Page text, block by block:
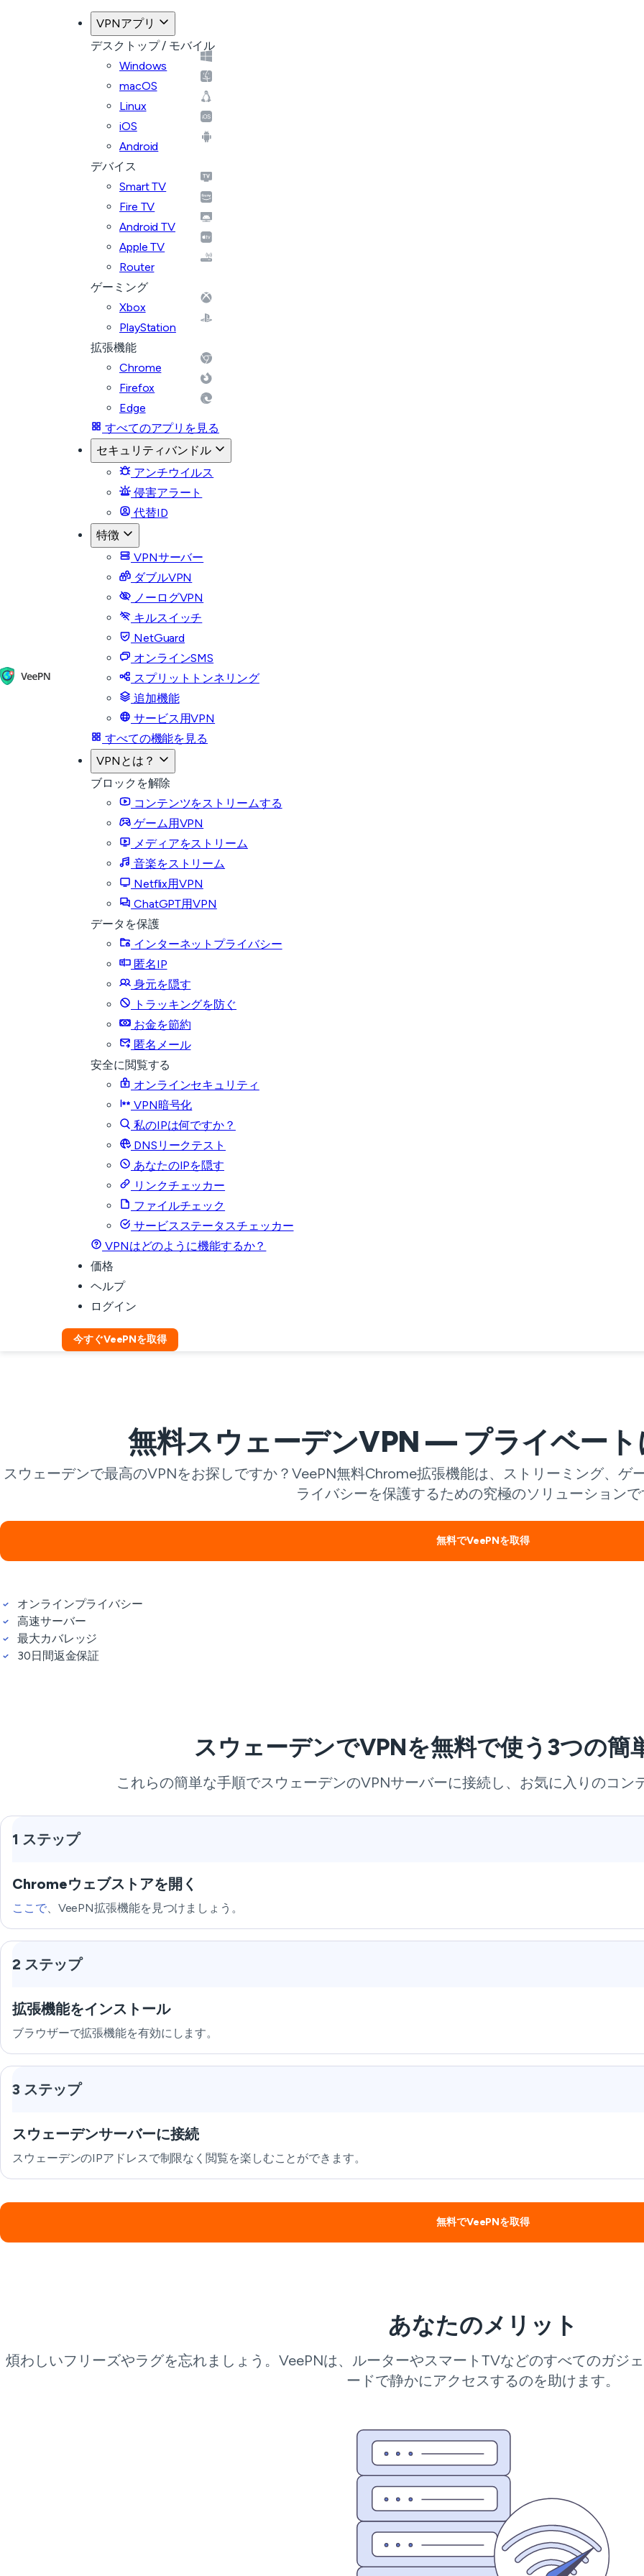
VPNアプリ
デスクトップ / モバイル
Windows
macOS
Linux
iOS
Android
デバイス
Smart TV
Fire TV
Android TV
Apple TV
Router
ゲーミング
Xbox
PlayStation
拡張機能
Chrome
Firefox
Edge
すべてのアプリを見る
セキュリティバンドル
アンチウイルス
侵害アラート
代替ID
特徴
VPNサーバー
ダブルVPN
ノーログVPN
キルスイッチ
NetGuard
オンラインSMS
スプリットトンネリング
追加機能
サービス用VPN
すべての機能を見る
VPNとは？
ブロックを解除
コンテンツをストリームする
ゲーム用VPN
メディアをストリーム
音楽をストリーム
Netflix用VPN
ChatGPT用VPN
データを保護
インターネットプライバシー
匿名IP
身元を隠す
トラッキングを防ぐ
お金を節約
匿名メール
安全に閲覧する
オンラインセキュリティ
VPN暗号化
私のIPは何ですか？
DNSリークテスト
あなたのIPを隠す
リンクチェッカー
ファイルチェック
サービスステータスチェッカー
VPNはどのように機能するか？
価格
ヘルプ
ログイン
今すぐVeePNを取得
無料スウェーデンVPN — プライベート
スウェーデンで最高のVPNをお探しですか？VeePN無料Chrome拡張機能は、ストリーミング、ゲ
ライバシーを保護するための究極のソリューション
無料でVeePNを取得
オンラインプライバシー
高速サーバー
最大カバレッジ
30日間返金保証
スウェーデンでVPNを無料で使う3つの簡
これらの簡単な手順でスウェーデンのVPNサーバーに接続し、お気に入りのコン
1 ステップ
Chromeウェブストアを開く
ここで、VeePN拡張機能を見つけましょう。
2 ステップ
拡張機能をインストール
ブラウザーで拡張機能を有効にします。
3 ステップ
スウェーデンサーバーに接続
スウェーデンのIPアドレスで制限なく閲覧を楽しむことができます。
無料でVeePNを取得
あなたのメリット
煩わしいフリーズやラグを忘れましょう。VeePNは、ルーターやスマートTVなどのすべてのガジ
ードで静かにアクセスするのを助けます。